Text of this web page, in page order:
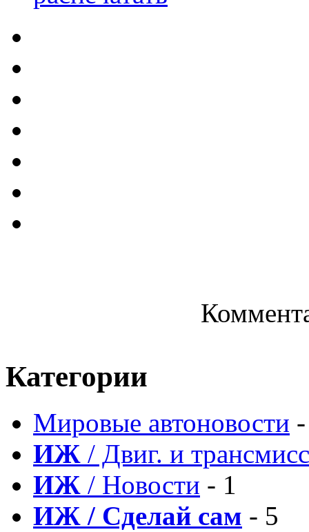
Категории
Мировые автоновости
ИЖ / Двиг. и
ИЖ / Новости - 1
ИЖ / Сделай сам - 5